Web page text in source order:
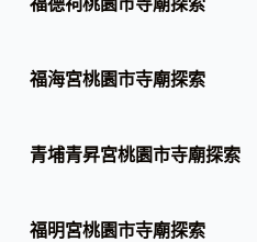
福海宮桃園市寺廟探索
青埔青昇宮桃園市寺廟探索
福明宮桃園市寺廟探索